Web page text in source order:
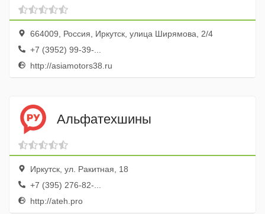
664009, Россия, Иркутск, улица Ширямова, 2/4
+7 (3952) 99-39-...
http://asiamotors38.ru
Альфатехшины
Иркутск, ул. Ракитная, 18
+7 (395) 276-82-...
http://ateh.pro